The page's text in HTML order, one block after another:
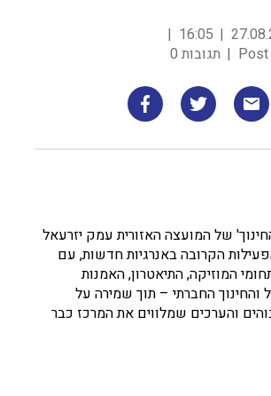
16:05
Post
תגובות 0
של המועצה האזורית עמק יזרעאל
הקרובה באנרגיות חדשות, עם
המוזיקה, התיאטרון, האמנות
והחינוך החברתי – תוך שמירה על
והערכים שמלווים את המרכז כבר